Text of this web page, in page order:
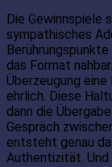
Die Gewinnspiele
sympathisches
das Format
Überzeugung
ehrlich. Diese
dann die
Gespräch
entsteht genau
Authentizität.